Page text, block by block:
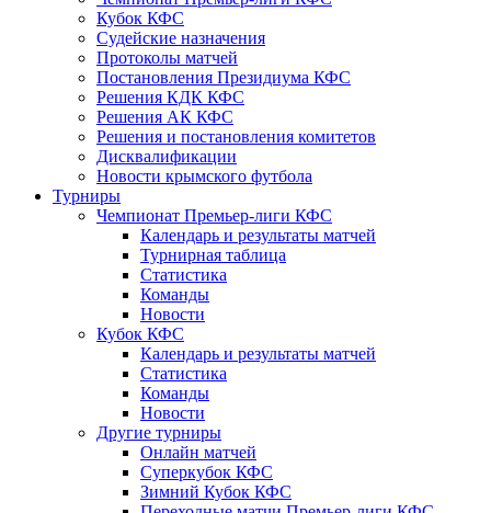
Кубок КФС
Судейские назначения
Протоколы матчей
Постановления Президиума КФС
Решения КДК КФС
Решения АК КФС
Решения и постановления комитетов
Дисквалификации
Новости крымского футбола
Турниры
Чемпионат Премьер-лиги КФС
Календарь и результаты матчей
Турнирная таблица
Статистика
Команды
Новости
Кубок КФС
Календарь и результаты матчей
Статистика
Команды
Новости
Другие турниры
Онлайн матчей
Суперкубок КФС
Зимний Кубок КФС